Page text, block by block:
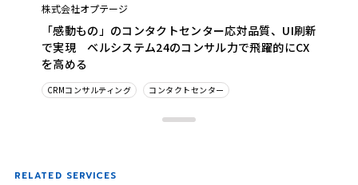
株式会社オプテージ
「感動もの」のコンタクトセンター応対品質、UI刷新
で実現 ベルシステム24のコンサル力で飛躍的にCX
を高める
CRMコンサルティング コンタクトセンター
RELATED SERVICES